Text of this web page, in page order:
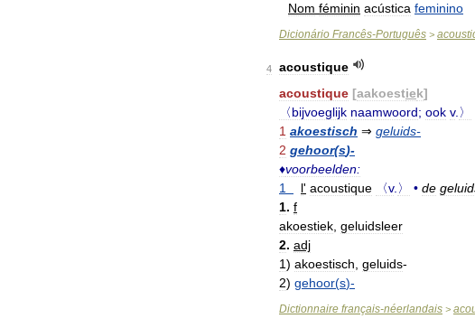
Nom féminin acústica feminino
Dicionário Francês-Português >
4
acoustique
acoustique [aakoestiek]
〈bijvoeglijk naamwoord; ook v. 〉
1 akoestisch ⇒ geluids-
2 gehoor(s)-
♦voorbeelden:
1
l' acoustique 〈v. 〉 • de
1. f
akoestiek geluidsleer
2. adj
1) akoestisch geluids-
2) gehoor(s)-
Dictionnaire français-néerlandais >